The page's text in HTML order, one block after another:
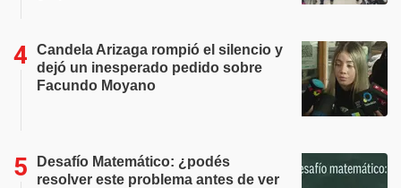
Candela Arizaga rompió el silencio y
dejó un inesperado pedido sobre
Facundo Moyano
Desafío Matemático: ¿podés
resolver este problema antes de ver